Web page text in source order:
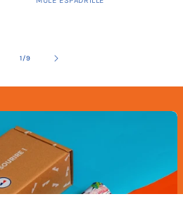
2/de
9